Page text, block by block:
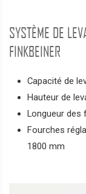
SYSTÈME DE
FINKBEINER
Capacité de
Hauteur de
Longueur des
Fourches
1800 mm